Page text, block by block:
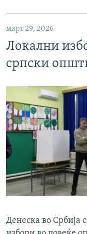
март 29, 2026
Локални
српски
Денеска во Србија